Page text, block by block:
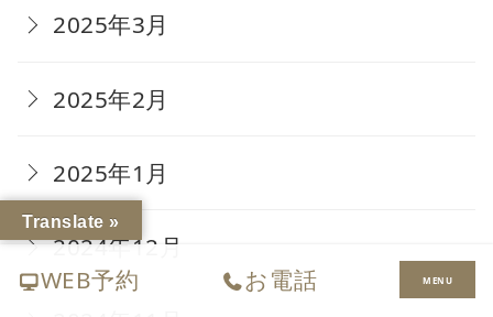
2025年3月
2025年2月
2025年1月
2024年12月
WEB予約 お電話 MENU
Translate »